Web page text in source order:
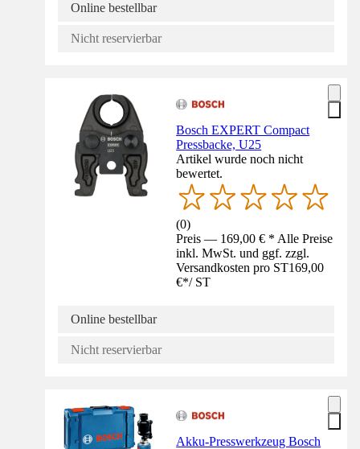
Online bestellbar
Nicht reservierbar
Bosch EXPERT Compact
Pressbacke, U25
Artikel wurde noch nicht
bewertet.
(0)
Preis — 169,00 € * Alle Preise
inkl. MwSt. und ggf. zzgl.
Versandkosten pro ST169,00
€*/ ST
Online bestellbar
Nicht reservierbar
Akku-Presswerkzeug Bosch